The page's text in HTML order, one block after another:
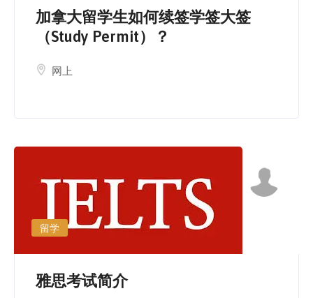
加拿大留学生如何续签学签大签
（Study Permit）？
网上
留学
雅思考试简介